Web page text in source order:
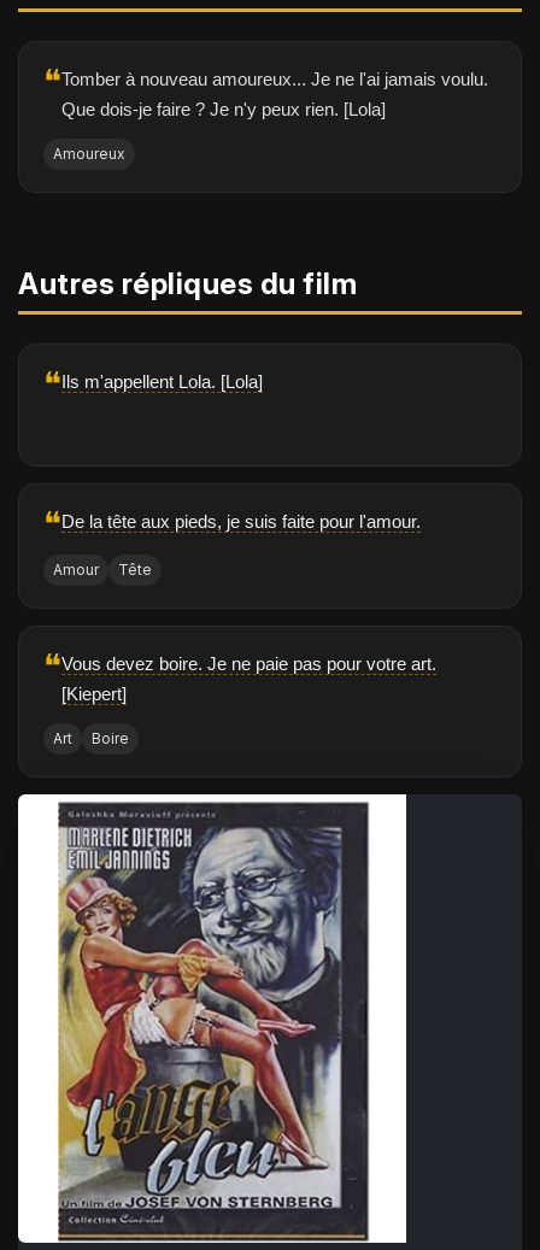
❝Tomber à nouveau amoureux... Je ne l'ai jamais voulu.
Que dois-je faire ? Je n'y peux rien. [Lola]
Amoureux
Autres répliques du film
❝Ils m'appellent Lola. [Lola]
❝De la tête aux pieds, je suis faite pour l'amour.
Amour Tête
❝Vous devez boire. Je ne paie pas pour votre art.
[Kiepert]
Art Boire